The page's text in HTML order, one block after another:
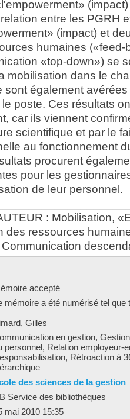
entre les PGRH
(impact) et
humaines («feed-
«top-down») se
mobilisation dans le
sont également
poste. Ces résultats
car ils viennent
scientifique et par le
au fonctionnement
procurent
pour les
de leur personnel.
: Mobilisation,
des ressources
accepté
mémoire a été numérisé tel que
Gilles
en gestion,
personnel, Relation employeur-
Rétroaction à
des sciences de la gestion
Service des bibliothèques
mai 2010 15:35